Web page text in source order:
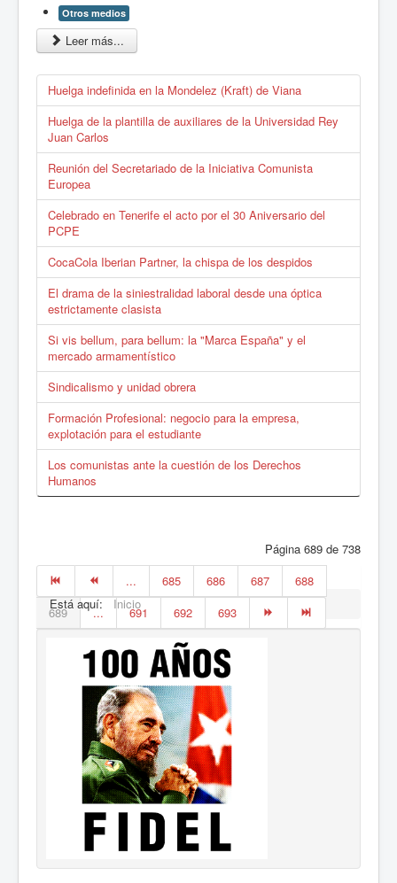
Otros medios
Leer más...
Huelga indefinida en la Mondelez (Kraft) de Viana
Huelga de la plantilla de auxiliares de la Universidad Rey
Juan Carlos
Reunión del Secretariado de la Iniciativa Comunista
Europea
Celebrado en Tenerife el acto por el 30 Aniversario del
PCPE
CocaCola Iberian Partner, la chispa de los despidos
El drama de la siniestralidad laboral desde una óptica
estrictamente clasista
Si vis bellum, para bellum: la "Marca España" y el
mercado armamentístico
Sindicalismo y unidad obrera
Formación Profesional: negocio para la empresa,
explotación para el estudiante
Los comunistas ante la cuestión de los Derechos
Humanos
Página 689 de 738
...
685 686 687
688
689
... 691 692 693
Está aquí: Inicio